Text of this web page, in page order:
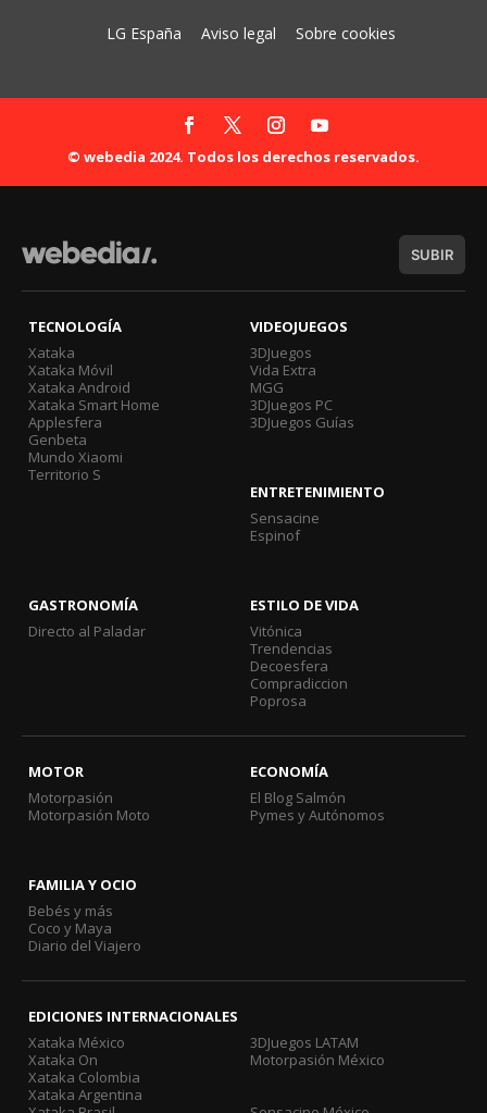
LG España Aviso legal Sobre cookies
© webedia 2024. Todos los derechos reservados.
SUBIR
TECNOLOGÍA
Xataka
Xataka Móvil
Xataka Android
Xataka Smart Home
Applesfera
Genbeta
Mundo Xiaomi
Territorio S
VIDEOJUEGOS
3DJuegos
Vida Extra
MGG
3DJuegos PC
3DJuegos Guías
ENTRETENIMIENTO
Sensacine
Espinof
GASTRONOMÍA
Directo al Paladar
ESTILO DE VIDA
Vitónica
Trendencias
Decoesfera
Compradiccion
Poprosa
MOTOR
Motorpasión
Motorpasión Moto
ECONOMÍA
El Blog Salmón
Pymes y Autónomos
FAMILIA Y OCIO
Bebés y más
Coco y Maya
Diario del Viajero
EDICIONES INTERNACIONALES
Xataka México
Xataka On
Xataka Colombia
Xataka Argentina
3DJuegos LATAM
Motorpasión México